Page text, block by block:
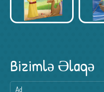
Bizimlə Əlaqə